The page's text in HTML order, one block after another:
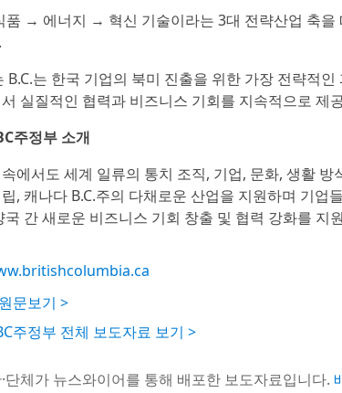
품 → 에너지 → 혁신 기술이라는 3대 전략산업 축을
B.C.는 한국 기업의 북미 진출을 위한 가장 전략적
실질적인 협력과 비즈니스 기회를 지속적으로 제
주정부 소개
에서도 세계 일류의 통치 조직, 기업, 문화, 생활
, 캐나다 B.C.주의 다채로운 산업을 지원하며 기업
간 새로운 비즈니스 기회 창출 및 협력 강화를 지
문보기 >
주정부 전체 보도자료 보기 >
단체가 뉴스와이어를 통해 배포한 보도자료입니다.